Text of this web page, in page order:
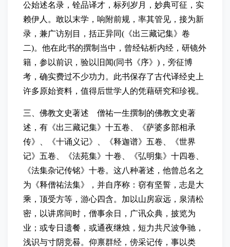
公始述名录，铨品译才，标列岁月，妙典可征，实
赖伊人。敢以末学，响附前规，率其管见，接为新
录，兼广访别目，括正异同(《出三藏记集》卷
二)。他在此书的撰制当中，曾经钻析内经，研镜外
籍，参以前识，验以旧闻(同书《序》)，旁征博
考，确实费过不少功力。此书保存了古代译经史上
许多原始资料，值得后世学人的凭藉研究和珍视。
三、佛教文史著述 僧祐一生撰制的佛教文史著
述，有《出三藏记集》十五卷、《萨婆多部相承
传》、《十诵义记》、《释迦谱》五卷、《世界
记》五卷、《法苑集》十卷、《弘明集》十四卷、
《法集杂记传铭》十卷。这八种著述，他曾总名之
为《释僧祐法集》，并自序称：窃有坚誓，志是大
乘，顶受方等，游心四含。加以山房寂远，泉清松
密，以讲席间时，僧事余日，广讯众典，披览为
业；或专日遗餐，或通夜继烛，短力共尺波争驰，
浅识与寸阴竞晷。仰禀群经，傍采记传，事以类